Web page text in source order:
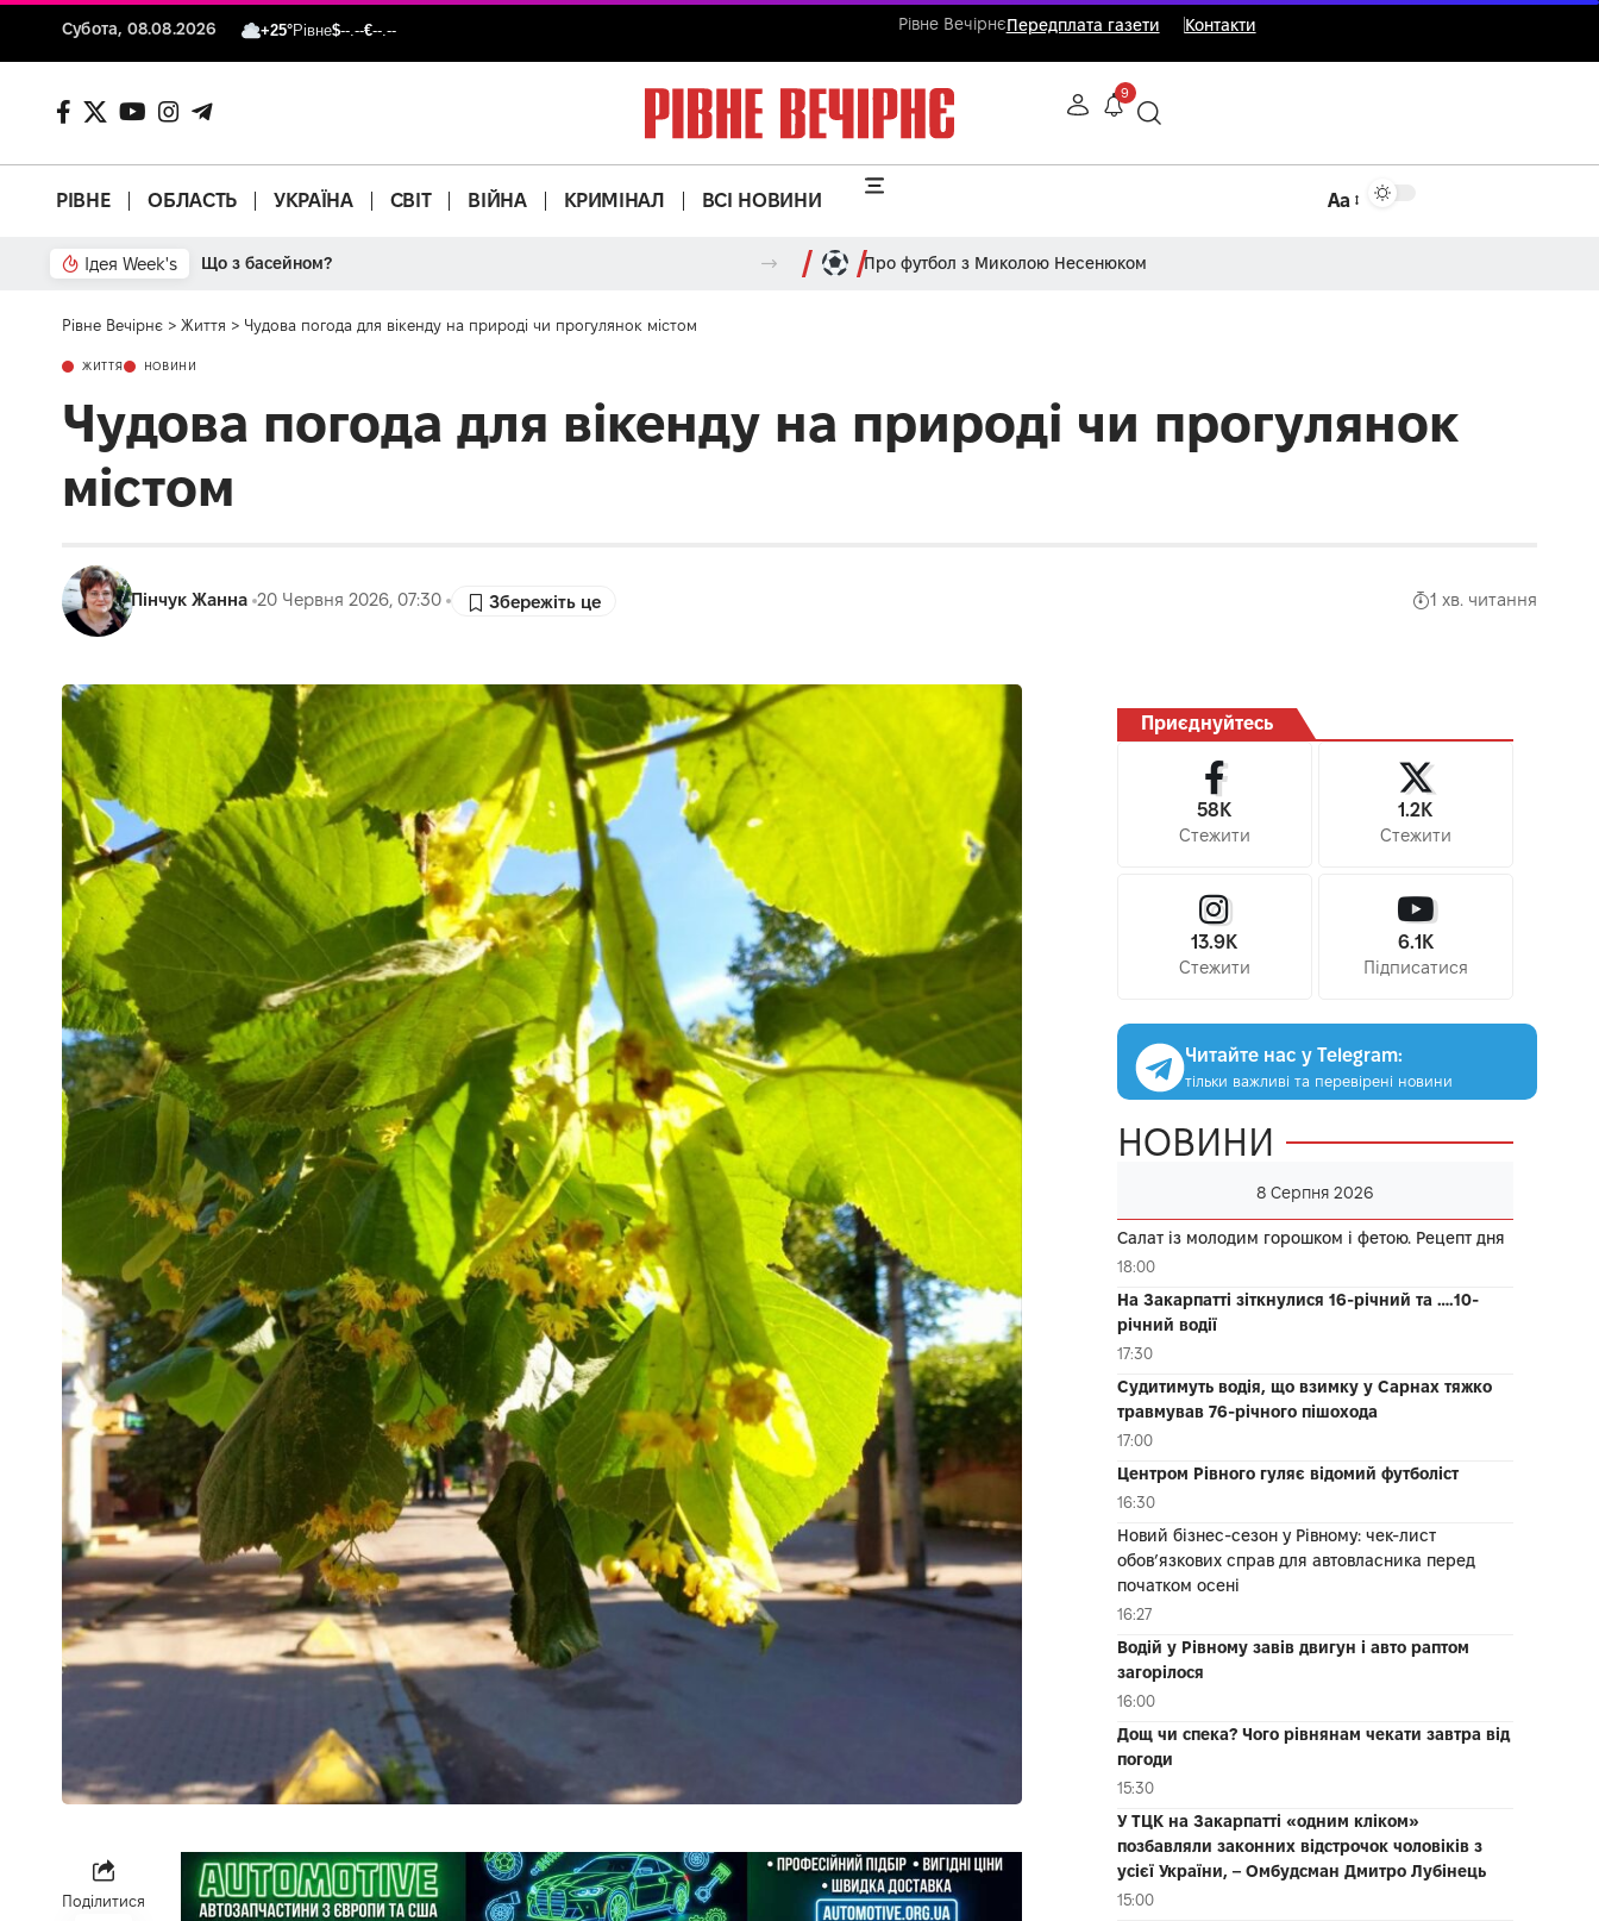
Субота, 08.08.2026 +25°Рівне$--.--€--.-- Рівне ВечірнєПередплата газети Контакти
9
РІВНЕ ОБЛАСТЬ УКРАЇНА СВІТ ВІЙНА КРИМІНАЛ ВСІ НОВИНИ Аа
Ідея Week's Від паркану до картонки Про футбол з Миколою Несенюком
Рівне Вечірнє > Життя > Чудова погода для вікенду на природі чи прогулянок містом
ЖИТТЯ НОВИНИ
Чудова погода для вікенду на природі чи прогулянок
містом
Пінчук Жанна 20 Червня 2026, 07:30 1 хв. читання
Поділитися
Приєднуйтесь
58K
Стежити
1.2K
Стежити
13.9K
Стежити
6.1K
Підписатися
Читайте нас у Telegram:
тільки важливі та перевірені новини
НОВИНИ
8 Серпня 2026
Салат із молодим горошком і фетою. Рецепт дня
18:00
На Закарпатті зіткнулися 16-річний та ….10-
річний водії
17:30
Судитимуть водія, що взимку у Сарнах тяжко
травмував 76-річного пішохода
17:00
Центром Рівного гуляє відомий футболіст
16:30
Новий бізнес-сезон у Рівному: чек-лист
обов’язкових справ для автовласника перед
початком осені
16:27
Водій у Рівному завів двигун і авто раптом
загорілося
16:00
Дощ чи спека? Чого рівнянам чекати завтра від
погоди
15:30
У ТЦК на Закарпатті «одним кліком»
позбавляли законних відстрочок чоловіків з
усієї України, – Омбудсман Дмитро Лубінець
15:00